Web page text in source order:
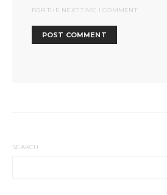
FOR THE NEXT TIME I COMMENT.
SEARCH